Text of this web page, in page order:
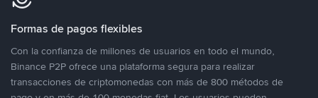
Formas de pagos flexibles
Con la confianza de millones de usuarios en todo el mundo,
Binance P2P ofrece una plataforma segura para realizar
transacciones de criptomonedas con más de 800 métodos de